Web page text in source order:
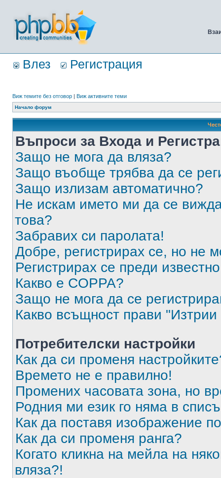
Влез Регистрация
Виж темите без отговор | Виж активните теми
Начало форум
Въпроси за Входа и
Защо не мога да вляза?
Защо въобще трябва да се
Защо излизам автоматично?
Не искам името ми да се
това?
Забравих си паролата!
Добре, регистрирах се, но не
Регистрирах се преди
Какво е COPPA?
Защо не мога да се
Какво всъщност прави "Изтрии
Потребителски настройки
Как да си променя
Времето не е правилно!
Промених часовата зона, но
Родния ми език го няма в
Как да поставя изображение
Как да си променя ранга?
Когато кликна на мейла на
вляза?!